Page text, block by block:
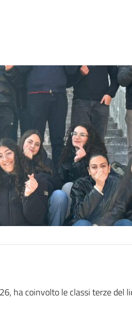
ha coinvolto le classi terze del